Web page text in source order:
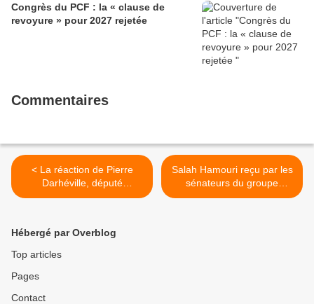
Lille. Le secrétaire national, dont la
candidature devrait être officialisée le
Congrès du PCF : la « clause de
revoyure » pour 2027 rejetée
Commentaires
< La réaction de Pierre
Darhéville, député
communiste, aux propos
Salah Hamouri reçu par les
sénateurs du groupe
communiste, républicain,
Hébergé par Overblog
Top articles
Pages
Contact